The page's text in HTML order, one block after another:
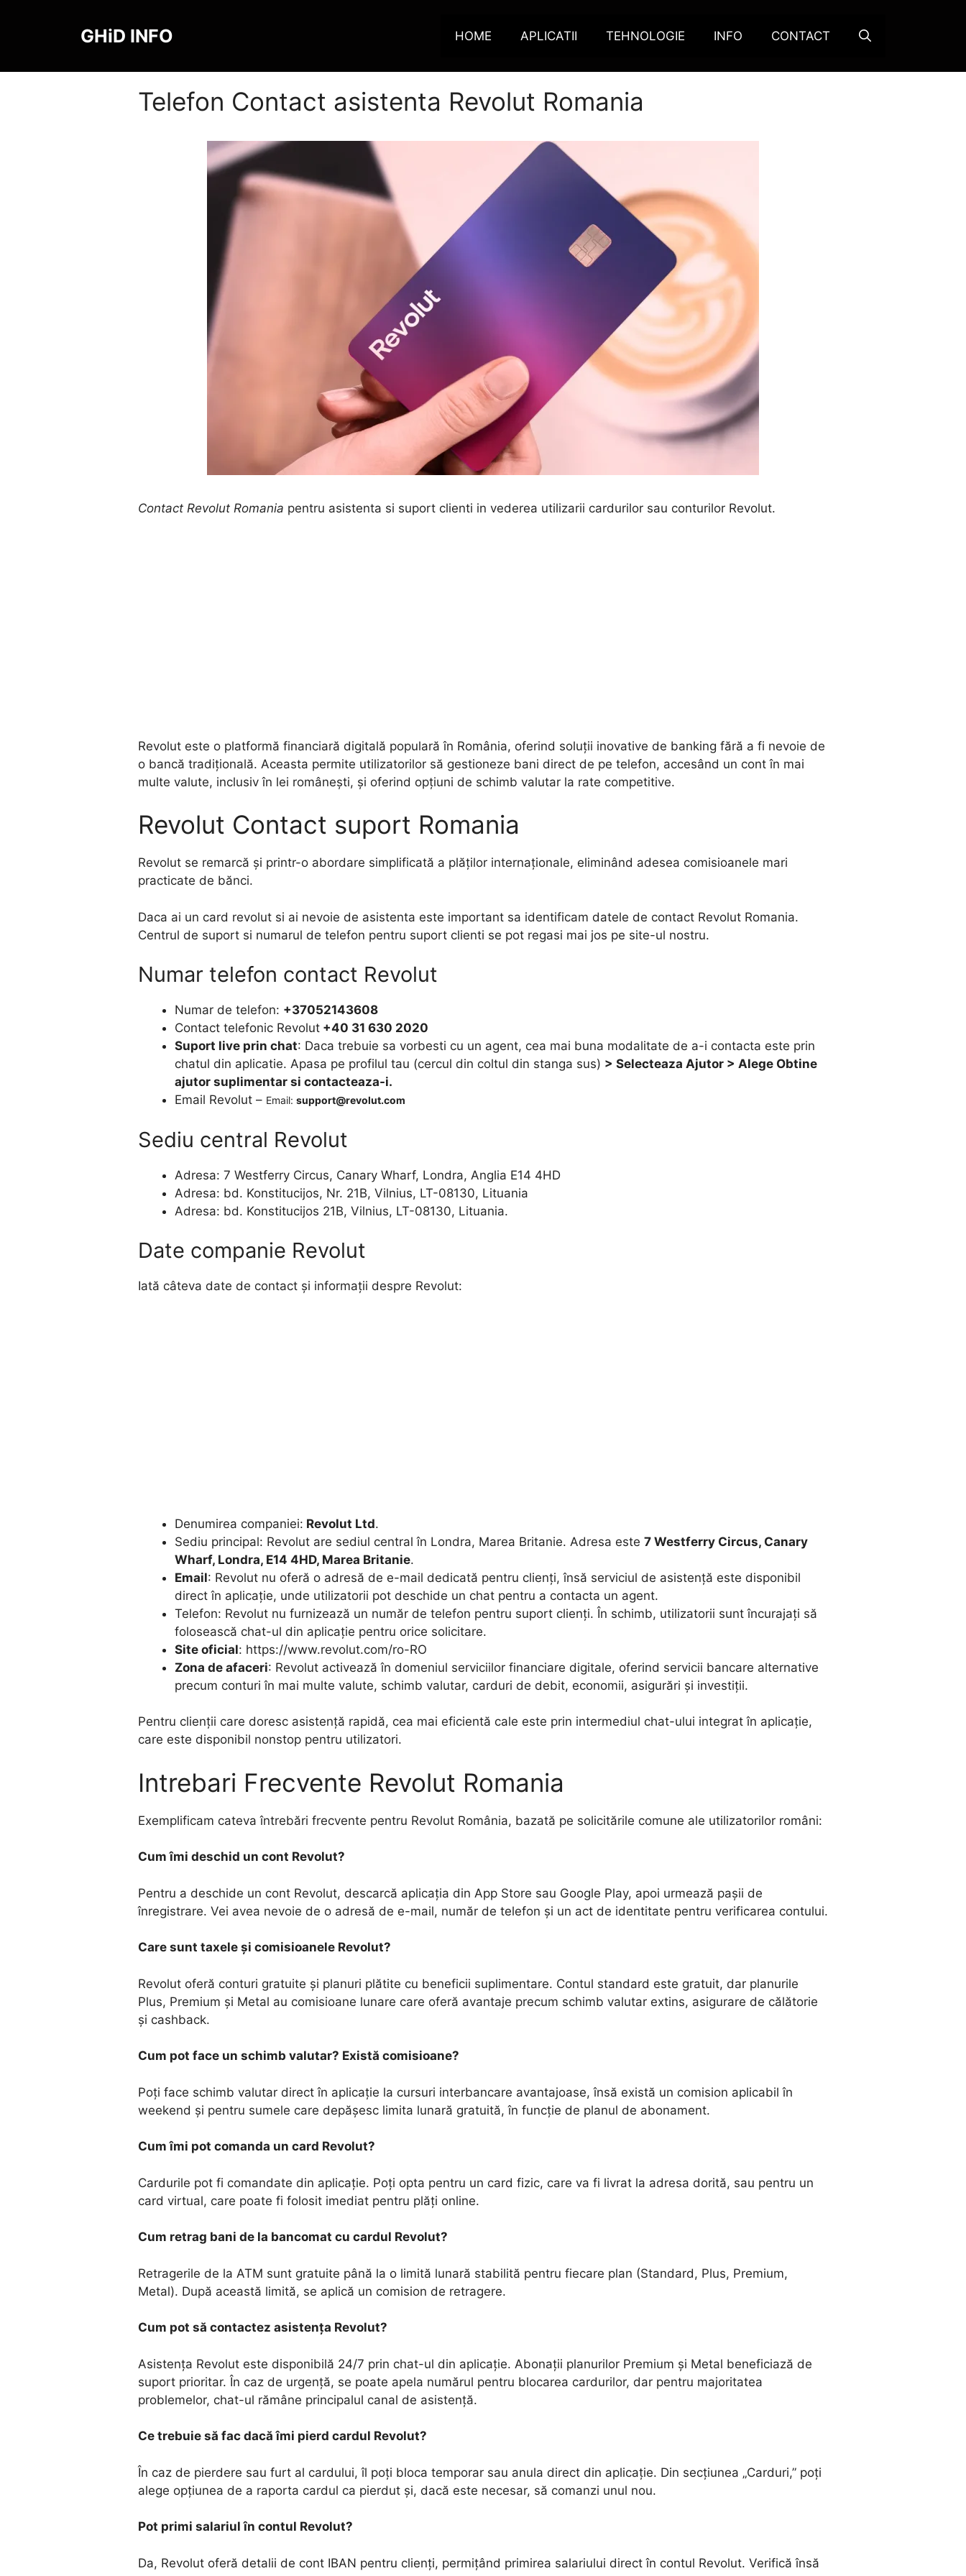
GHiD INFO HOME APLICATII TEHNOLOGIE INFO CONTACT
Telefon Contact asistenta Revolut Romania
Contact Revolut Romania pentru asistenta si suport clienti in vederea utilizarii cardurilor sau conturilor Revolut.
Revolut este o platformă financiară digitală populară în România, oferind soluții inovative de banking fără a fi nevoie de
o bancă tradițională. Aceasta permite utilizatorilor să gestioneze bani direct de pe telefon, accesând un cont în mai
multe valute, inclusiv în lei românești, și oferind opțiuni de schimb valutar la rate competitive.
Revolut Contact suport Romania
Revolut se remarcă și printr-o abordare simplificată a plăților internaționale, eliminând adesea comisioanele mari
practicate de bănci.
Daca ai un card revolut si ai nevoie de asistenta este important sa identificam datele de contact Revolut Romania.
Centrul de suport si numarul de telefon pentru suport clienti se pot regasi mai jos pe site-ul nostru.
Numar telefon contact Revolut
Numar de telefon: +37052143608
Contact telefonic Revolut +40 31 630 2020
Suport live prin chat: Daca trebuie sa vorbesti cu un agent, cea mai buna modalitate de a-i contacta este prin
chatul din aplicatie. Apasa pe profilul tau (cercul din coltul din stanga sus) > Selecteaza Ajutor > Alege Obtine
ajutor suplimentar si contacteaza-i.
Email Revolut – Email: support@revolut.com
Sediu central Revolut
Adresa: 7 Westferry Circus, Canary Wharf, Londra, Anglia E14 4HD
Adresa: bd. Konstitucijos, Nr. 21B, Vilnius, LT-08130, Lituania
Adresa: bd. Konstitucijos 21B, Vilnius, LT-08130, Lituania.
Date companie Revolut
Iată câteva date de contact și informații despre Revolut:
Denumirea companiei: Revolut Ltd.
Sediu principal: Revolut are sediul central în Londra, Marea Britanie. Adresa este 7 Westferry Circus, Canary
Wharf, Londra, E14 4HD, Marea Britanie.
Email: Revolut nu oferă o adresă de e-mail dedicată pentru clienți, însă serviciul de asistență este disponibil
direct în aplicație, unde utilizatorii pot deschide un chat pentru a contacta un agent.
Telefon: Revolut nu furnizează un număr de telefon pentru suport clienți. În schimb, utilizatorii sunt încurajați să
folosească chat-ul din aplicație pentru orice solicitare.
Site oficial: https://www.revolut.com/ro-RO
Zona de afaceri: Revolut activează în domeniul serviciilor financiare digitale, oferind servicii bancare alternative
precum conturi în mai multe valute, schimb valutar, carduri de debit, economii, asigurări și investiții.
Pentru clienții care doresc asistență rapidă, cea mai eficientă cale este prin intermediul chat-ului integrat în aplicație,
care este disponibil nonstop pentru utilizatori.
Intrebari Frecvente Revolut Romania
Exemplificam cateva întrebări frecvente pentru Revolut România, bazată pe solicitările comune ale utilizatorilor români:
Cum îmi deschid un cont Revolut?
Pentru a deschide un cont Revolut, descarcă aplicația din App Store sau Google Play, apoi urmează pașii de
înregistrare. Vei avea nevoie de o adresă de e-mail, număr de telefon și un act de identitate pentru verificarea contului.
Care sunt taxele și comisioanele Revolut?
Revolut oferă conturi gratuite și planuri plătite cu beneficii suplimentare. Contul standard este gratuit, dar planurile
Plus, Premium și Metal au comisioane lunare care oferă avantaje precum schimb valutar extins, asigurare de călătorie
și cashback.
Cum pot face un schimb valutar? Există comisioane?
Poți face schimb valutar direct în aplicație la cursuri interbancare avantajoase, însă există un comision aplicabil în
weekend și pentru sumele care depășesc limita lunară gratuită, în funcție de planul de abonament.
Cum îmi pot comanda un card Revolut?
Cardurile pot fi comandate din aplicație. Poți opta pentru un card fizic, care va fi livrat la adresa dorită, sau pentru un
card virtual, care poate fi folosit imediat pentru plăți online.
Cum retrag bani de la bancomat cu cardul Revolut?
Retragerile de la ATM sunt gratuite până la o limită lunară stabilită pentru fiecare plan (Standard, Plus, Premium,
Metal). După această limită, se aplică un comision de retragere.
Cum pot să contactez asistența Revolut?
Asistența Revolut este disponibilă 24/7 prin chat-ul din aplicație. Abonații planurilor Premium și Metal beneficiază de
suport prioritar. În caz de urgență, se poate apela numărul pentru blocarea cardurilor, dar pentru majoritatea
problemelor, chat-ul rămâne principalul canal de asistență.
Ce trebuie să fac dacă îmi pierd cardul Revolut?
În caz de pierdere sau furt al cardului, îl poți bloca temporar sau anula direct din aplicație. Din secțiunea „Carduri,” poți
alege opțiunea de a raporta cardul ca pierdut și, dacă este necesar, să comanzi unul nou.
Pot primi salariul în contul Revolut?
Da, Revolut oferă detalii de cont IBAN pentru clienți, permițând primirea salariului direct în contul Revolut. Verifică însă